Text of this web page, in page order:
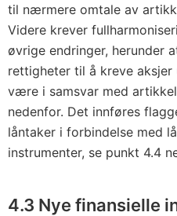
til nærmere omtale av
Videre krever
øvrige endringer, herunder
rettigheter til å kreve
være i samsvar med artikkel
nedenfor. Det innføres
låntaker i forbindelse med
instrumenter, se punkt 4.4
4.3 Nye finansielle